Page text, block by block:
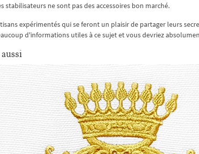
stabilisateurs ne sont pas des accessoires bon marché.
expérimentés qui se feront un plaisir de partager leurs
d'informations utiles à ce sujet et vous devriez